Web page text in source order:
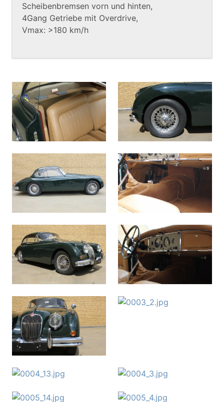
Scheibenbremsen vorn und hinten,
4Gang Getriebe mit Overdrive,
Vmax: >180 km/h